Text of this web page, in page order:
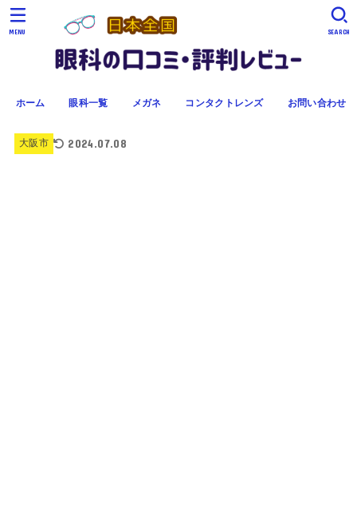
ホーム 眼科一覧 メガネ コンタクトレンズ お問い合わせ
SEARCH
MENU
大阪市 2024.07.08